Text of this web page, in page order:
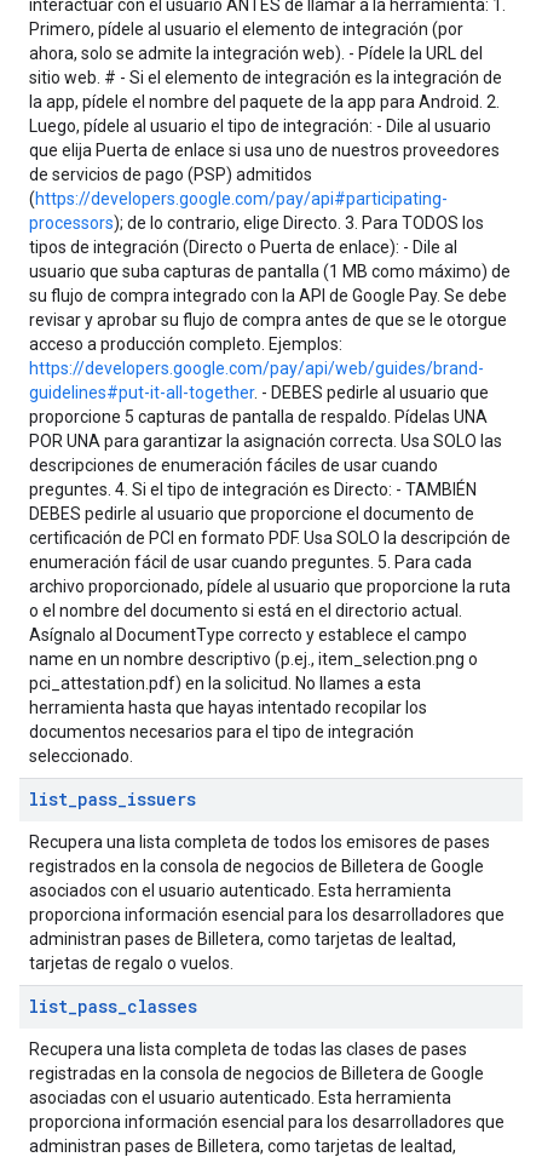
interactuar con el usuario ANTES de llamar a la herramienta: 1.
Primero, pídele al usuario el elemento de integración (por
ahora, solo se admite la integración web). - Pídele la URL del
sitio web. # - Si el elemento de integración es la integración de
la app, pídele el nombre del paquete de la app para Android. 2.
Luego, pídele al usuario el tipo de integración: - Dile al usuario
que elija Puerta de enlace si usa uno de nuestros proveedores
de servicios de pago (PSP) admitidos
(https://developers.google.com/pay/api#participating-
processors); de lo contrario, elige Directo. 3. Para TODOS los
tipos de integración (Directo o Puerta de enlace): - Dile al
usuario que suba capturas de pantalla (1 MB como máximo) de
su flujo de compra integrado con la API de Google Pay. Se debe
revisar y aprobar su flujo de compra antes de que se le otorgue
acceso a producción completo. Ejemplos:
https://developers.google.com/pay/api/web/guides/brand-
guidelines#put-it-all-together. - DEBES pedirle al usuario que
proporcione 5 capturas de pantalla de respaldo. Pídelas UNA
POR UNA para garantizar la asignación correcta. Usa SOLO las
descripciones de enumeración fáciles de usar cuando
preguntes. 4. Si el tipo de integración es Directo: - TAMBIÉN
DEBES pedirle al usuario que proporcione el documento de
certificación de PCI en formato PDF. Usa SOLO la descripción de
enumeración fácil de usar cuando preguntes. 5. Para cada
archivo proporcionado, pídele al usuario que proporcione la ruta
o el nombre del documento si está en el directorio actual.
Asígnalo al DocumentType correcto y establece el campo
name en un nombre descriptivo (p.ej., item_selection.png o
pci_attestation.pdf) en la solicitud. No llames a esta
herramienta hasta que hayas intentado recopilar los
documentos necesarios para el tipo de integración
seleccionado.
list_pass_issuers
Recupera una lista completa de todos los emisores de pases
registrados en la consola de negocios de Billetera de Google
asociados con el usuario autenticado. Esta herramienta
proporciona información esencial para los desarrolladores que
administran pases de Billetera, como tarjetas de lealtad,
tarjetas de regalo o vuelos.
list_pass_classes
Recupera una lista completa de todas las clases de pases
registradas en la consola de negocios de Billetera de Google
asociadas con el usuario autenticado. Esta herramienta
proporciona información esencial para los desarrolladores que
administran pases de Billetera, como tarjetas de lealtad,